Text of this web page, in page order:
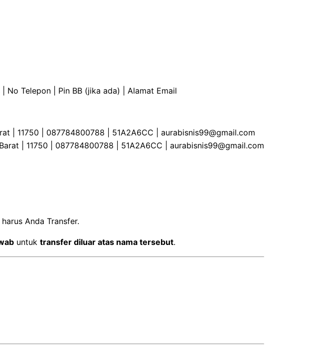
No Telepon | Pin BB (jika ada) | Alamat Email
| 11750 | 087784800788 | 51A2A6CC | aurabisnis99@gmail.com
| 11750 | 087784800788 | 51A2A6CC | aurabisnis99@gmail.com
Anda Transfer.
untuk transfer diluar atas nama tersebut.